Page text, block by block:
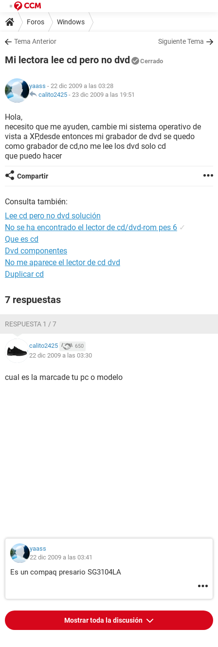
Foros Windows
Tema Anterior Siguiente Tema
Mi lectora lee cd pero no dvd Cerrado
yaass - 22 dic 2009 a las 03:28
calito2425 - 23 dic 2009 a las 19:51
Hola,
necesito que me ayuden, cambie mi sistema operativo de
vista a XP,desde entonces mi grabador de dvd se quedo
como grabador de cd,no me lee los dvd solo cd
que puedo hacer
Compartir
Consulta también:
Lee cd pero no dvd solución
No se ha encontrado el lector de cd/dvd-rom pes 6 ✓
Que es cd
Dvd componentes
No me aparece el lector de cd dvd
Duplicar cd
7 respuestas
RESPUESTA 1 / 7
calito2425 650
22 dic 2009 a las 03:30
cual es la marcade tu pc o modelo
yaass
22 dic 2009 a las 03:41
Es un compaq presario SG3104LA
Mostrar toda la discusión